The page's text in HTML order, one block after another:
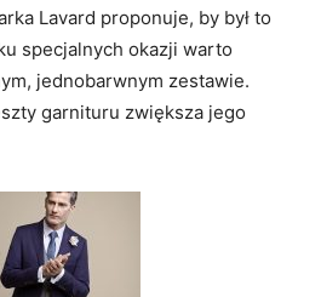
Lavard proponuje, by był to
specjalnych okazji warto
jednobarwnym zestawie.
garnituru zwiększa jego